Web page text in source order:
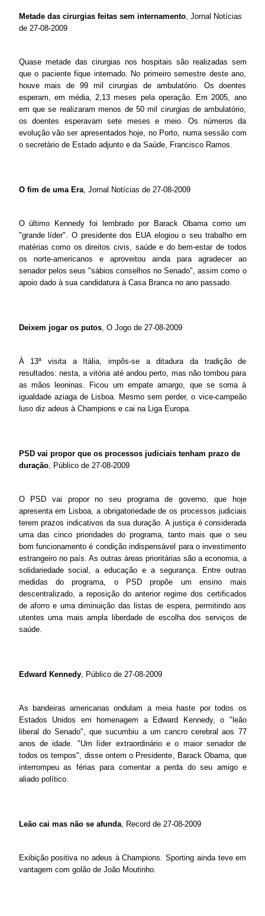
Metade das cirurgias feitas sem internamento, Jornal Notícias
de 27-08-2009
Quase metade das cirurgias nos hospitais são realizadas sem
que o paciente fique internado. No primeiro semestre deste ano,
houve mais de 99 mil cirurgias de ambulatório. Os doentes
esperam, em média, 2,13 meses pela operação. Em 2005, ano
em que se realizaram menos de 50 mil cirurgias de ambulatório,
os doentes esperavam sete meses e meio. Os números da
evolução vão ser apresentados hoje, no Porto, numa sessão com
o secretário de Estado adjunto e da Saúde, Francisco Ramos.
O fim de uma Era, Jornal Notícias de 27-08-2009
O último Kennedy foi lembrado por Barack Obama como um
"grande líder". O presidente dos EUA elogiou o seu trabalho em
matérias como os direitos civis, saúde e do bem-estar de todos
os norte-americanos e aproveitou ainda para agradecer ao
senador pelos seus "sábios conselhos no Senado", assim como o
apoio dado à sua candidatura à Casa Branca no ano passado.
Deixem jogar os putos, O Jogo de 27-08-2009
À 13ª visita a Itália, impôs-se a ditadura da tradição de
resultados: nesta, a vitória até andou perto, mas não tombou para
as mãos leoninas. Ficou um empate amargo, que se soma à
igualdade aziaga de Lisboa. Mesmo sem perder, o vice-campeão
luso diz adeus à Champions e cai na Liga Europa.
PSD vai propor que os processos judiciais tenham prazo de
duração, Público de 27-08-2009
O PSD vai propor no seu programa de governo, que hoje
apresenta em Lisboa, a obrigatoriedade de os processos judiciais
terem prazos indicativos da sua duração. A justiça é considerada
uma das cinco prioridades do programa, tanto mais que o seu
bom funcionamento é condição indispensável para o investimento
estrangeiro no país. As outras áreas prioritárias são a economia, a
solidariedade social, a educação e a segurança. Entre outras
medidas do programa, o PSD propõe um ensino mais
descentralizado, a reposição do anterior regime dos certificados
de aforro e uma diminuição das listas de espera, permitindo aos
utentes uma mais ampla liberdade de escolha dos serviços de
saúde.
Edward Kennedy, Público de 27-08-2009
As bandeiras americanas ondulam a meia haste por todos os
Estados Unidos em homenagem a Edward Kennedy, o "leão
liberal do Senado", que sucumbiu a um cancro cerebral aos 77
anos de idade. "Um líder extraordinário e o maior senador de
todos os tempos", disse ontem o Presidente, Barack Obama, que
interrompeu as férias para comentar a perda do seu amigo e
aliado político.
Leão cai mas não se afunda, Record de 27-08-2009
Exibição positiva no adeus à Champions. Sporting ainda teve em
vantagem com golão de João Moutinho.